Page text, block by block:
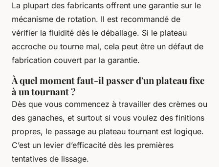
La plupart des fabricants offrent une garantie sur le
mécanisme de rotation. Il est recommandé de
vérifier la fluidité dès le déballage. Si le plateau
accroche ou tourne mal, cela peut être un défaut de
fabrication couvert par la garantie.
À quel moment faut-il passer d'un plateau fixe
à un tournant ?
Dès que vous commencez à travailler des crèmes ou
des ganaches, et surtout si vous voulez des finitions
propres, le passage au plateau tournant est logique.
C’est un levier d’efficacité dès les premières
tentatives de lissage.